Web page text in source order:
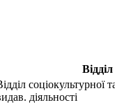
Відділ
соціокультурної
діяльності